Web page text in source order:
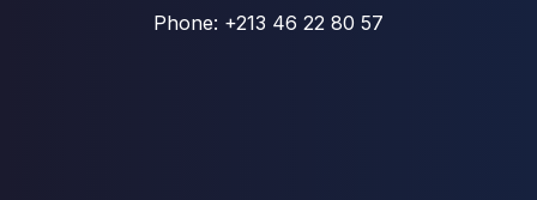
Phone: +213 46 22 80 57